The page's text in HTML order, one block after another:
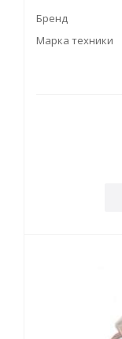
Бренд
Марка техники